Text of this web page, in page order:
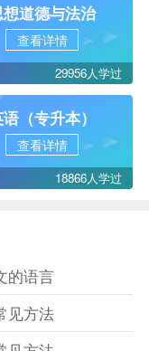
道德与法治
查看详情
29956人学过
（专升本）
查看详情
18866人学过
的语言
见方法